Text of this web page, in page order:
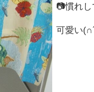
📷慣れ
可愛い